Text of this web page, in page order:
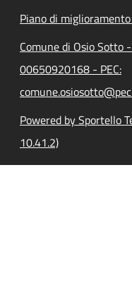
Piano di
Comune di Osio Sotto
00650920168 - PEC:
Powered by Sportello
10.41.2)